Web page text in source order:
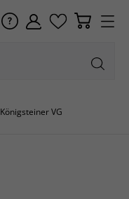
Königsteiner VG